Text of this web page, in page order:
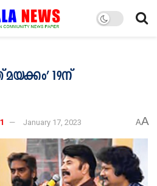
19ന്
January 17, 2023 AA